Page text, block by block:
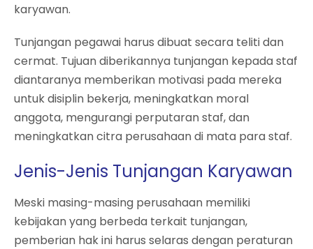
karyawan.
Tunjangan pegawai harus dibuat secara teliti dan
cermat. Tujuan diberikannya tunjangan kepada staf
diantaranya memberikan motivasi pada mereka
untuk disiplin bekerja, meningkatkan moral
anggota, mengurangi perputaran staf, dan
meningkatkan citra perusahaan di mata para staf.
Jenis-Jenis Tunjangan Karyawan
Meski masing-masing perusahaan memiliki
kebijakan yang berbeda terkait tunjangan,
pemberian hak ini harus selaras dengan peraturan